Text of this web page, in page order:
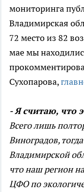
мониторинга
Владимирская
72 место из 82
мае мы
Сухопарова,
- Я считаю, что
Всего лишь
Виноградов,
Владимирской
что наш регион
ЦФО по